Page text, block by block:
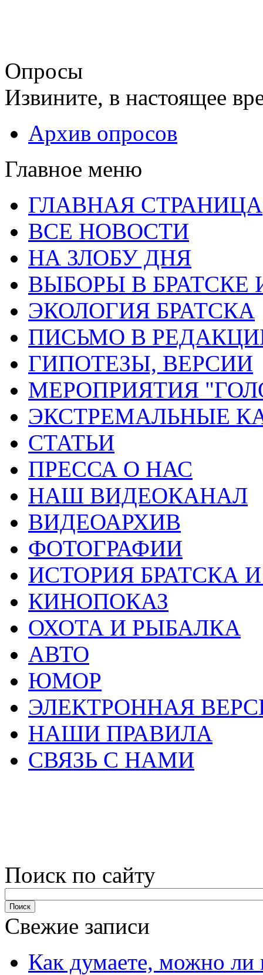
Опросы
Извините, в настоящее
Архив опросов
Главное меню
ГЛАВНАЯ СТРАНИЦА
ВСЕ НОВОСТИ
НА ЗЛОБУ ДНЯ
ВЫБОРЫ В БРАТСКЕ
ЭКОЛОГИЯ БРАТСКА
ПИСЬМО В
ГИПОТЕЗЫ, ВЕРСИИ
МЕРОПРИЯТИЯ
ЭКСТРЕМАЛЬНЫЕ
СТАТЬИ
ПРЕССА О НАС
НАШ ВИДЕОКАНАЛ
ВИДЕОАРХИВ
ФОТОГРАФИИ
ИСТОРИЯ БРАТСКА
КИНОПОКАЗ
ОХОТА И РЫБАЛКА
АВТО
ЮМОР
ЭЛЕКТРОННАЯ
НАШИ ПРАВИЛА
СВЯЗЬ С НАМИ
Поиск по сайту
Свежие записи
Как думаете, можно ли